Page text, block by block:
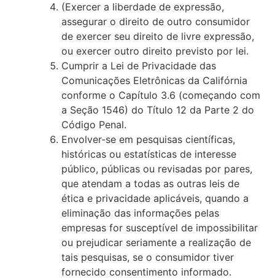
(Exercer a liberdade de expressão,
assegurar o direito de outro consumidor
de exercer seu direito de livre expressão,
ou exercer outro direito previsto por lei.
Cumprir a Lei de Privacidade das
Comunicações Eletrônicas da Califórnia
conforme o Capítulo 3.6 (começando com
a Seção 1546) do Título 12 da Parte 2 do
Código Penal.
Envolver-se em pesquisas científicas,
históricas ou estatísticas de interesse
público, públicas ou revisadas por pares,
que atendam a todas as outras leis de
ética e privacidade aplicáveis, quando a
eliminação das informações pelas
empresas for susceptível de impossibilitar
ou prejudicar seriamente a realização de
tais pesquisas, se o consumidor tiver
fornecido consentimento informado.